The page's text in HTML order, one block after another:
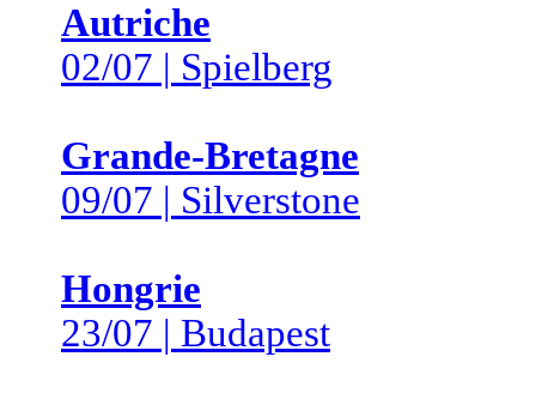
Autriche
02/07 | Spielberg
Grande-Bretagne
09/07 | Silverstone
Hongrie
23/07 | Budapest